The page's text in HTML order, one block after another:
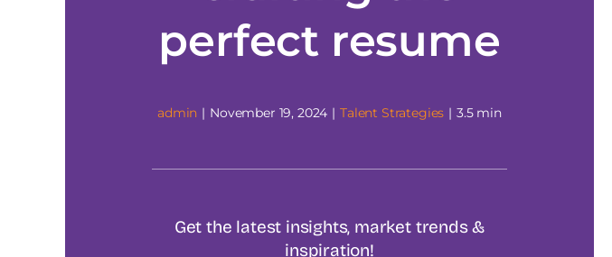
perfect resume
admin | November 19, 2024 | Talent Strategies | 3.5 min
Get the latest insights, market trends &
inspiration!